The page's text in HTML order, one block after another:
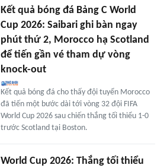
Kết quả bóng đá Bảng C World
Cup 2026: Saibari ghi bàn ngay
phút thứ 2, Morocco hạ Scotland
để tiến gần vé tham dự vòng
knock-out
Kết quả bóng đá cho thấy đội tuyển Morocco
đã tiến một bước dài tới vòng 32 đội FIFA
World Cup 2026 sau chiến thắng tối thiểu 1-0
trước Scotland tại Boston.
World Cup 2026: Thắng tối thiểu